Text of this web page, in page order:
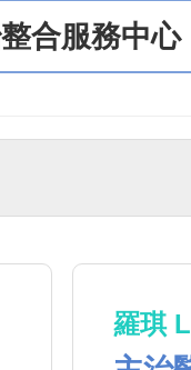
合服務中心
羅琪